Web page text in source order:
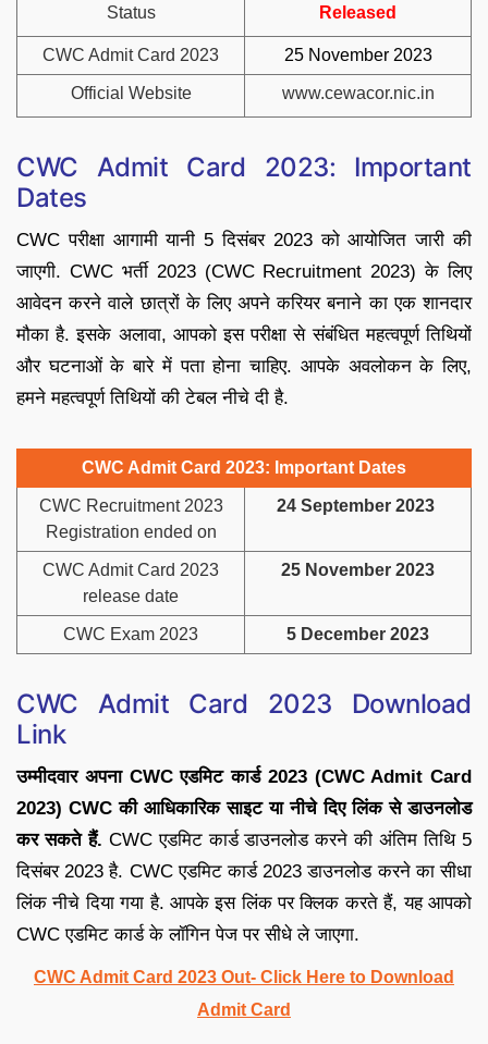
Status Released
CWC Admit Card 2023 25 November 2023
Official Website www.cewacor.nic.in
CWC Admit Card 2023: Important
Dates
CWC परीक्षा आगामी यानी 5 दिसंबर 2023 को आयोजित जारी की
जाएगी. CWC भर्ती 2023 (CWC Recruitment 2023) के लिए
आवेदन करने वाले छात्रों के लिए अपने करियर बनाने का एक शानदार
मौका है. इसके अलावा, आपको इस परीक्षा से संबंधित महत्वपूर्ण तिथियों
और घटनाओं के बारे में पता होना चाहिए. आपके अवलोकन के लिए,
हमने महत्वपूर्ण तिथियों की टेबल नीचे दी है.
CWC Admit Card 2023: Important Dates
CWC Recruitment 2023
Registration ended on
24 September 2023
CWC Admit Card 2023
release date
25 November 2023
CWC Exam 2023 5 December 2023
CWC Admit Card 2023 Download
Link
उम्मीदवार अपना CWC एडमिट कार्ड 2023 (CWC Admit Card
2023) CWC की आधिकारिक साइट या नीचे दिए लिंक से डाउनलोड
कर सकते हैं. CWC एडमिट कार्ड डाउनलोड करने की अंतिम तिथि 5
दिसंबर 2023 है. CWC एडमिट कार्ड 2023 डाउनलोड करने का सीधा
लिंक नीचे दिया गया है. आपके इस लिंक पर क्लिक करते हैं, यह आपको
CWC एडमिट कार्ड के लॉगिन पेज पर सीधे ले जाएगा.
CWC Admit Card 2023 Out- Click Here to Download
Admit Card